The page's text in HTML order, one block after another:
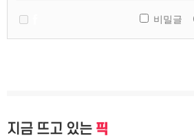
비밀글
지금 뜨고 있는 픽